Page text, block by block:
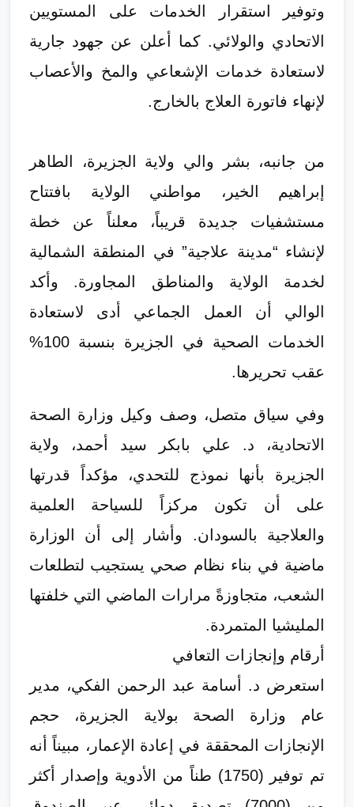
وتوفير استقرار الخدمات على المستويين
الاتحادي والولائي. كما أعلن عن جهود جارية
لاستعادة خدمات الإشعاعي والمخ والأعصاب
لإنهاء فاتورة العلاج بالخارج.
​من جانبه، بشر والي ولاية الجزيرة، الطاهر
إبراهيم الخير، مواطني الولاية بافتتاح
مستشفيات جديدة قريباً، معلناً عن خطة
لإنشاء “مدينة علاجية” في المنطقة الشمالية
لخدمة الولاية والمناطق المجاورة. وأكد
الوالي أن العمل الجماعي أدى لاستعادة
الخدمات الصحية في الجزيرة بنسبة 100%
عقب تحريرها.
​وفي سياق متصل، وصف وكيل وزارة الصحة
الاتحادية، د. علي بابكر سيد أحمد، ولاية
الجزيرة بأنها نموذج للتحدي، مؤكداً قدرتها
على أن تكون مركزاً للسياحة العلمية
والعلاجية بالسودان. وأشار إلى أن الوزارة
ماضية في بناء نظام صحي يستجيب لتطلعات
الشعب، متجاوزةً مرارات الماضي التي خلفتها
المليشيا المتمردة.
​أرقام وإنجازات التعافي
​استعرض د. أسامة عبد الرحمن الفكي، مدير
عام وزارة الصحة بولاية الجزيرة، حجم
الإنجازات المحققة في إعادة الإعمار، مبيناً أنه
تم توفير (1750) طناً من الأدوية وإصدار أكثر